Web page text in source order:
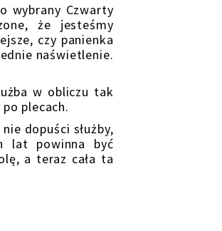
Czwarty
że jesteśmy
czy panienka
naświetlenie.
w obliczu tak
plecach.
dopuści służby,
lat powinna być
a teraz cała ta